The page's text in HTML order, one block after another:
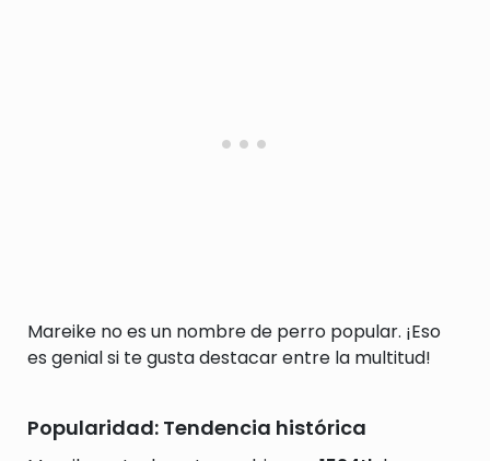
Mareike no es un nombre de perro popular. ¡Eso
es genial si te gusta destacar entre la multitud!
Popularidad: Tendencia histórica